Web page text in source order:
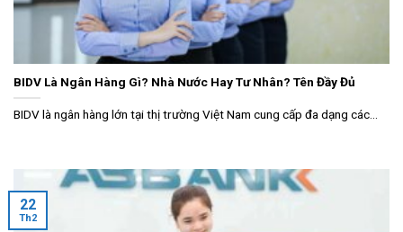
BIDV Là Ngân Hàng Gì? Nhà Nước Hay Tư Nhân? Tên Đầy Đủ
BIDV là ngân hàng lớn tại thị trường Việt Nam cung cấp đa dạng các...
22
Th2